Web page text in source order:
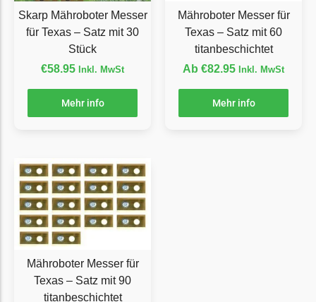
Begrenzungsdraht
LawnBott
LawnBott Messer
Lizard
LUX-Tools
LUX-Tools Messer
Begrenzungsdraht
Mammotion Messer
Skarp Mähroboter Messer
für Texas – Satz mit 30
Stück
€58.95 Inkl. MwSt
Mehr info
Mähroboter Messer für
Texas – Satz mit 60
titanbeschichtet
Ab €82.95 Inkl. MwSt
Mehr info
Mähroboter Messer für
Texas – Satz mit 90
titanbeschichtet